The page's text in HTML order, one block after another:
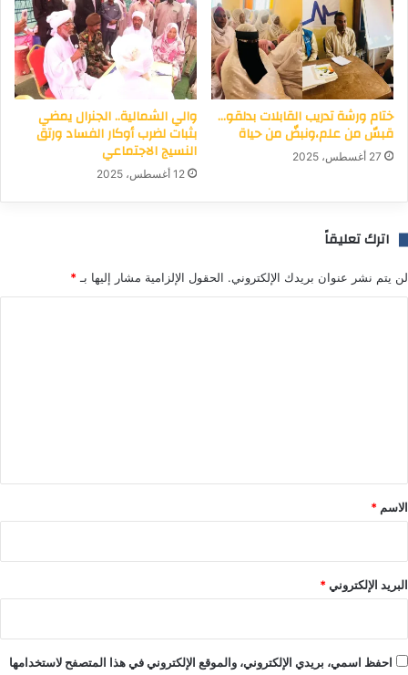
ختام ورشة تدريب القابلات بدلقو…
قبسٌ من علم،ونبضٌ من حياة
27 أغسطس، 2025
والي الشمالية.. الجنرال يمضي
بثبات لضرب أوكار الفساد ورتق
النسيج الاجتماعي
12 أغسطس، 2025
اترك تعليقاً
لن يتم نشر عنوان بريدك الإلكتروني. الحقول الإلزامية مشار إليها بـ *
*
الاسم *
البريد الإلكتروني*
احفظ اسمي، بريدي الإلكتروني، والموقع الإلكتروني في هذا المتصفح لاستخدامها